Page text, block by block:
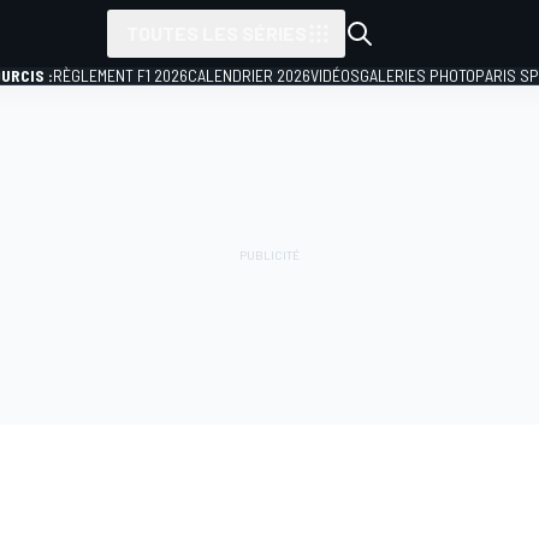
:RÈGLEMENT F1 2026CALENDRIER 2026VIDÉOSGALERIES PHOTOPARIS